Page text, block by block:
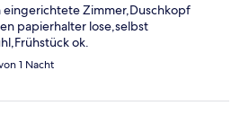
eingerichtete Zimmer,Duschkopf
papierhalter lose,selbst
ok.
1 Nacht